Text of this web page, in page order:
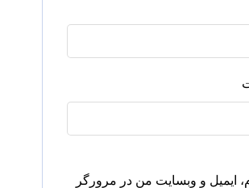
ایمیل و وبسایت من در مرورگر